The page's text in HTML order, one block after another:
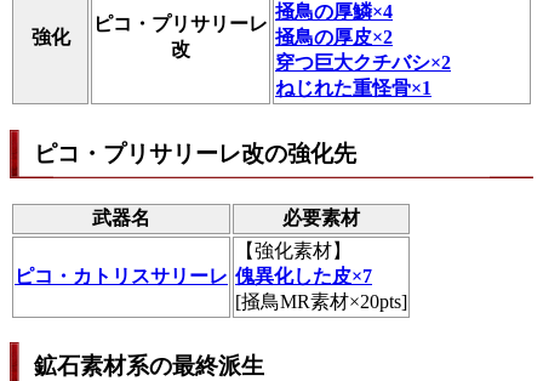
強化
ピコ・プリサリーレ
改
掻鳥の厚鱗×4
掻鳥の厚皮×2
穿つ巨大クチバシ×2
ねじれた重怪骨×1
ピコ・プリサリーレ改の強化先
武器名 必要素材
ピコ・カトリスサリーレ
【強化素材】
傀異化した皮×7
[掻鳥MR素材×20pts]
鉱石素材系の最終派生